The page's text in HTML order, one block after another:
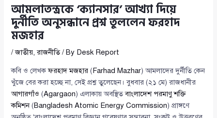
আমলাতন্ত্রকে ‘ক্যানসার’ আখ্যা দিয়ে
দুর্নীতি অনুসন্ধানে প্রশ্ন তুললেন ফরহাদ
মজহার
/জাতীয়,রাজনীতি/ By Desk Report
কবি ও লেখকফরহাদ মজহার ( Farhad Mazhar) আমলাদের দুর্নীতি কেন
খুঁজে বের করা হচ্ছে না, সেই প্রশ্ন তুলেছেন। বুধবার (২১ মে) রাজধানীর
আগারগাঁও (Agargaon) এলাকায় অবস্থিতবাংলাদেশ পরমাণু শক্তি
কমিশন(Bangladesh Atomic Energy Commission) প্রাঙ্গণে